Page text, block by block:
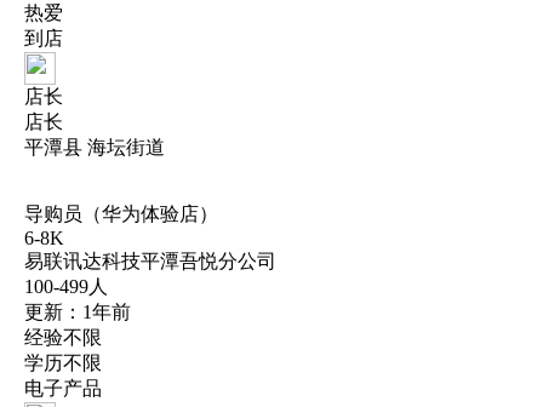
热爱
到店
店长
店长
平潭县 海坛街道
导购员（华为体验店）
6-8K
易联讯达科技平潭吾悦分公司
100-499人
更新：1年前
经验不限
学历不限
电子产品